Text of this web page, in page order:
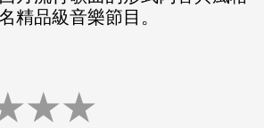
精品級音樂節目。
★★